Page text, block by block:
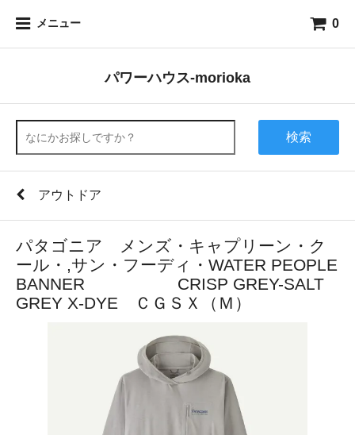
メニュー 0
パワーハウス-morioka
検索
アウトドア
パタゴニア メンズ・キャプリーン・ク
ール・,サン・フーディ・WATER PEOPLE
BANNER CRISP GREY-SALT
GREY X-DYE ＣＧＳＸ（Ｍ）